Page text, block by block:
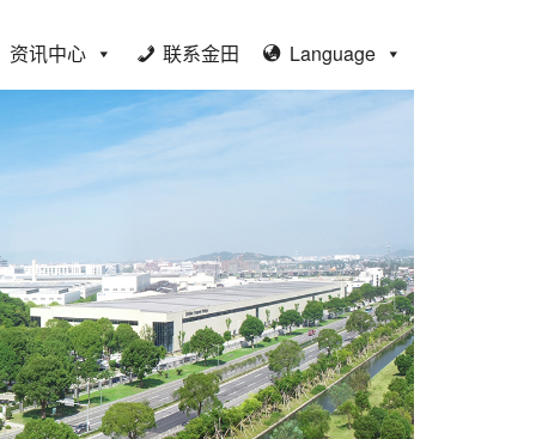
资讯中心 联系金田 Language